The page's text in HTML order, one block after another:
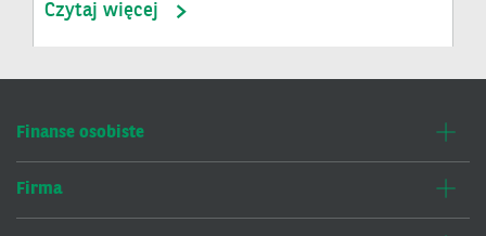
Czytaj więcej
Finanse osobiste
Firma